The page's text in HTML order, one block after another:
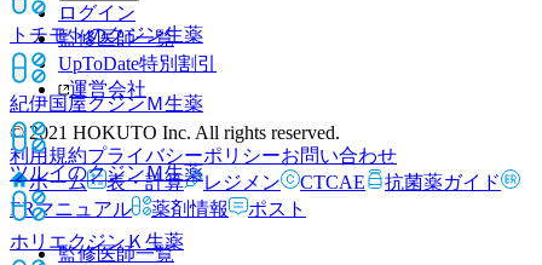
トチモトのクジン生薬
紀伊国屋クジンＭ生薬
ツルイのクジンＭ生薬
ホリエクジンＫ 生薬
ログイン
監修医師一覧
UpToDate特別割引
運営会社
© 2021 HOKUTO Inc. All rights reserved.
利用規約プライバシーポリシーお問い合わせ
ホーム
表・計算 レジメン CTCAE
抗菌薬ガイド
ERマニュアル
薬剤情報 ポスト
監修医師一覧